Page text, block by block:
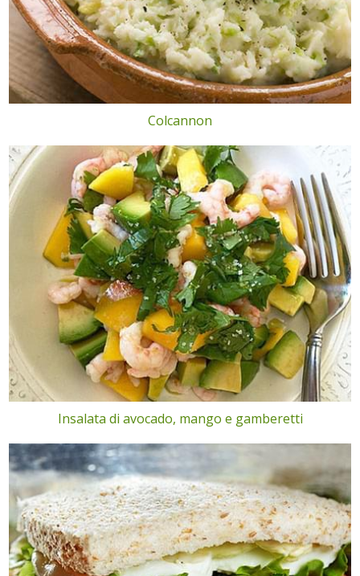
Colcannon
Insalata di avocado, mango e gamberetti